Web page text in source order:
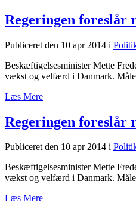
Regeringen
Publiceret den 10 apr 2014 i
Beskæftigelsesminister Mette
vækst og velfærd i Danmark.
Læs Mere
Regeringen
Publiceret den 10 apr 2014 i
Beskæftigelsesminister Mette
vækst og velfærd i Danmark.
Læs Mere